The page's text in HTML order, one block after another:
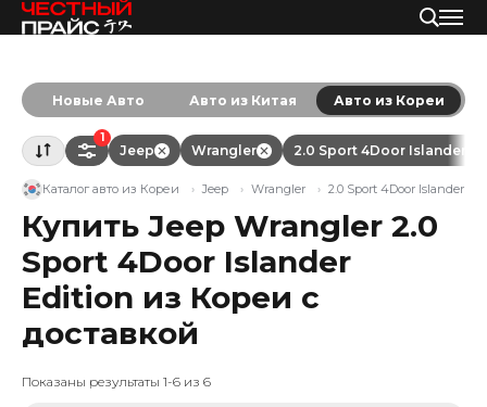
Новые Авто Авто из Китая Авто из Кореи
1
Jeep Wrangler 2.0 Sport 4Door Islander
Каталог авто из Кореи Jeep Wrangler 2.0 Sport 4Door Islander
Купить Jeep Wrangler 2.0
Sport 4Door Islander
Edition из Кореи с
доставкой
Показаны результаты 1-6 из 6